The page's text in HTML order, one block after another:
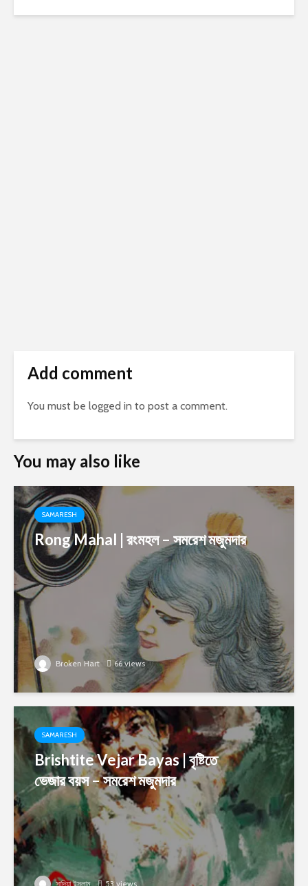
Add comment
You must be logged in to post a comment.
You may also like
SAMARESH
Rong Mahal | রংমহল – সমরেশ মজুমদার
Broken Hart 66 views
SAMARESH
Brishtite Vejar Bayas | বৃষ্টিতে
ভেজার বয়স – সমরেশ মজুমদার
সাদিয়া ইসলাম 53 views